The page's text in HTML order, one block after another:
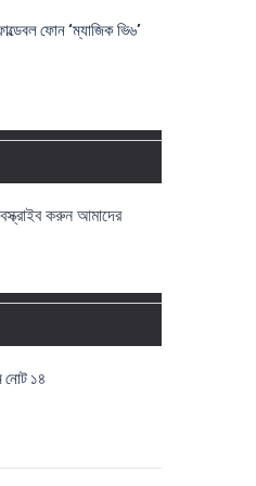
ফোন ‘ম্যাজিক ভি৬’
করুন আমাদের
নোট ১৪